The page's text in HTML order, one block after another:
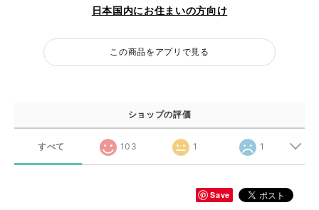
日本国内にお住まいの方向け
この商品をアプリで見る
ショップの評価
すべて 103 1 1
Save